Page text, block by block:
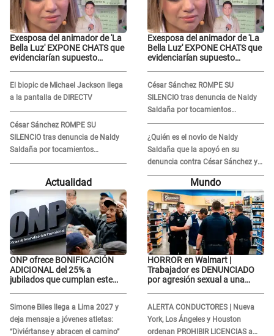
Exesposa del animador de 'La
Bella Luz' EXPONE CHATS que
evidenciarían supuesto
pareja
El biopic de Michael Jackson llega
a la pantalla de DIRECTV
César Sánchez ROMPE SU
SILENCIO tras denuncia de Naldy
Saldaña por tocamientos
indebidos: "Pido respetar la
Exesposa del animador de 'La
Bella Luz' EXPONE CHATS que
evidenciarían supuesto
pareja
César Sánchez ROMPE SU
SILENCIO tras denuncia de Naldy
Saldaña por tocamientos
indebidos: "Pido respetar la
presunción de inocencia"
¿Quién es el novio de Naldy
Saldaña que la apoyó en su
denuncia contra César Sánchez y
confrontó al dueño de 'La Bella
Actualidad
ONP ofrece BONIFICACIÓN
ADICIONAL del 25% a
jubilados que cumplan este
Simone Biles llega a Lima 2027 y
deja mensaje a jóvenes atletas:
“Diviértanse y abracen el camino”
Mundo
HORROR en Walmart |
Trabajador es DENUNCIADO
por agresión sexual a una
ALERTA CONDUCTORES | Nueva
York, Los Ángeles y Houston
ordenan PROHIBIR LICENCIAS a